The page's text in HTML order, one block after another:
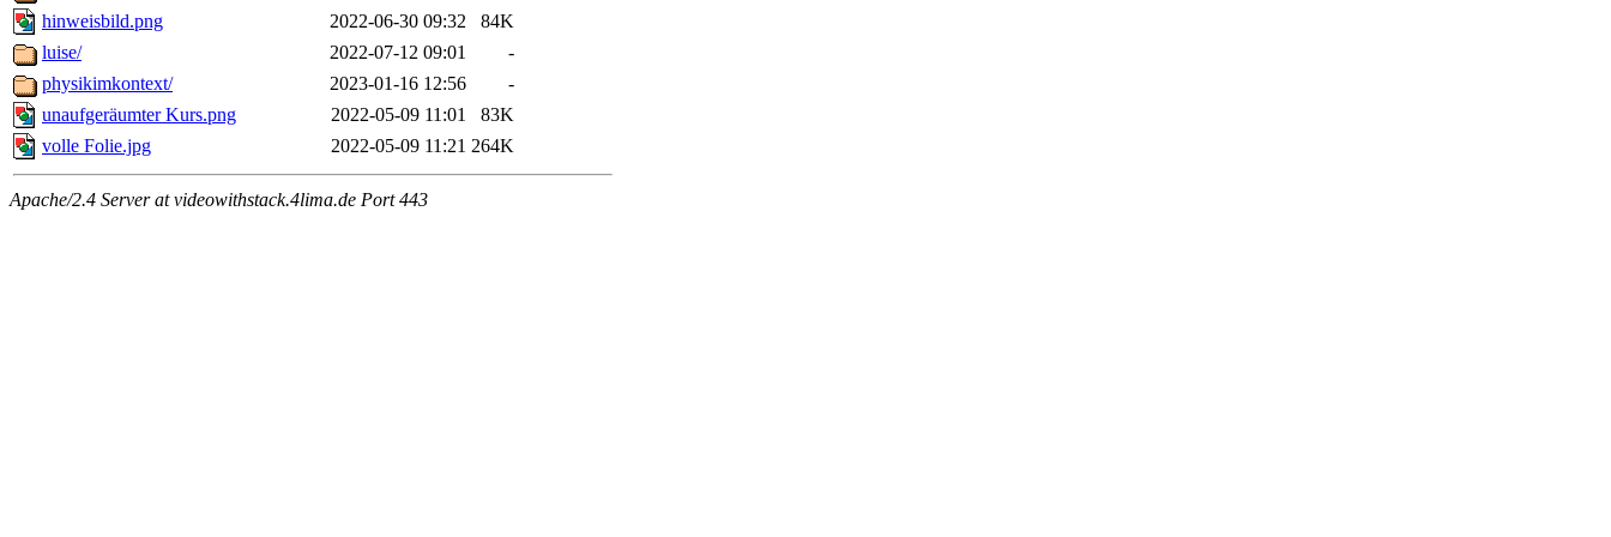
hinweisbild.png
2022-06-30 09:32
84K
luise/
2022-07-12 09:01
-
physikimkontext/
2023-01-16 12:56
-
unaufgeräumter Kurs.png
2022-05-09 11:01
83K
volle Folie.jpg
2022-05-09 11:21 264K
Apache/2.4 Server at videowithstack.4lima.de Port 443